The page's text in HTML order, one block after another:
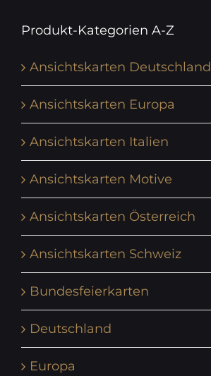
Produkt-Kategorien A-Z
Ansichtskarten Deutschland
Ansichtskarten Europa
Ansichtskarten Italien
Ansichtskarten Motive
Ansichtskarten Österreich
Ansichtskarten Schweiz
Bundesfeierkarten
Deutschland
Europa